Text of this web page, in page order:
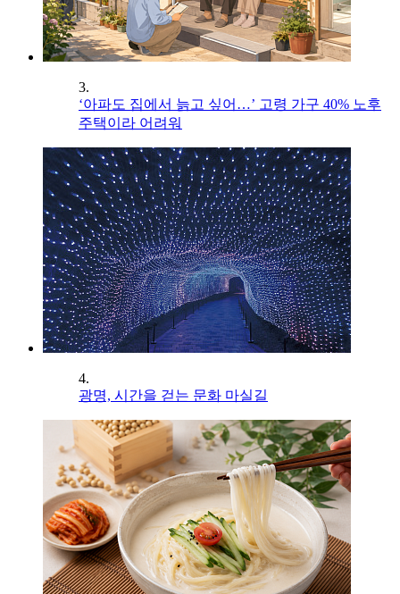
3.
‘아파도 집에서 늙고 싶어…’ 고령 가구 40% 노후
주택이라 어려워
4.
광명, 시간을 걷는 문화 마실길